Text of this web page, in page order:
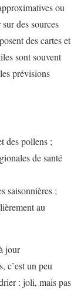
ou
des sources
des cartes et
sont souvent
prévisions
des pollens ;
de santé
saisonnières ;
au
jour
c’est un peu
: joli, mais pas